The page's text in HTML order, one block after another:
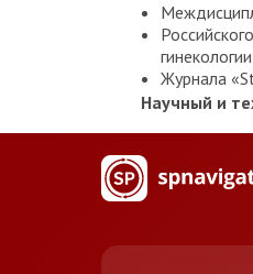
Журнала
Научный и